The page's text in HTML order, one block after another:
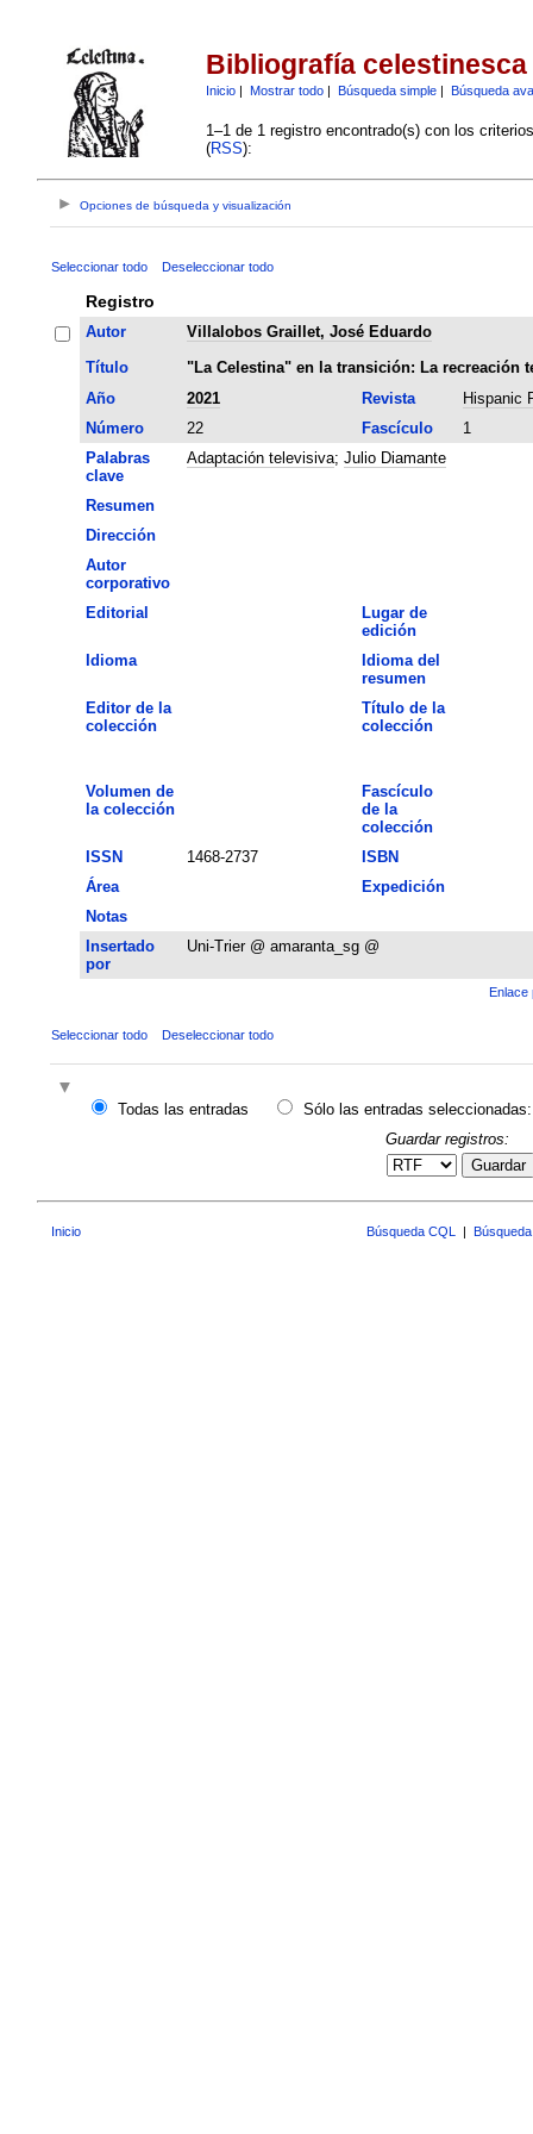
Bibliografía celestinesca
Inicio| Mostrar todo| Búsqueda simple| Búsqueda
1–1 de 1 registro encontrado(s) con los
(RSS):
Opciones de búsqueda y visualización
Seleccionar todo Deseleccionar todo
Registro
Autor
Villalobos Graillet, José Eduardo
Título
"La Celestina" en la transición: La recreación
Año
2021 Revista
Hispanic
Número
22 Fascículo
1
Palabras
clave
Adaptación televisiva; Julio Diamante
Resumen
Dirección
Autor
corporativo
Editorial
Lugar de
edición
Idioma
Idioma del
resumen
Editor de la
colección
Título de la
colección
Volumen de
la colección
Fascículo
de la
colección
ISSN
1468-2737
ISBN
Área
Expedición
Notas
Insertado
por
Uni-Trier @ amaranta_sg @
Enlace
Seleccionar todo Deseleccionar todo
Todas las entradas
Sólo las entradas seleccionadas:
Guardar registros:
Guardar
Inicio Búsqueda CQL